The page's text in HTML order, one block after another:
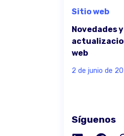
Sitio web
Novedades y
web
2 de junio de
Síguenos